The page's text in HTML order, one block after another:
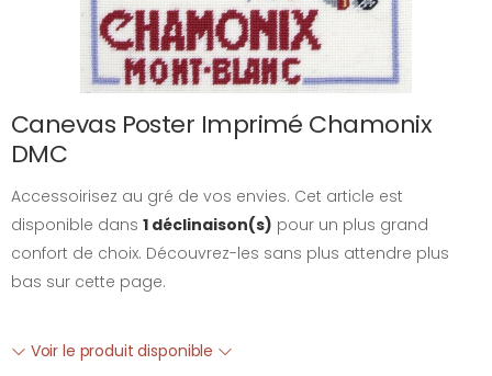
Canevas Poster Imprimé Chamonix
DMC
Accessoirisez au gré de vos envies. Cet article est
disponible dans 1 déclinaison(s) pour un plus grand
confort de choix. Découvrez-les sans plus attendre plus
bas sur cette page.
Voir le produit disponible